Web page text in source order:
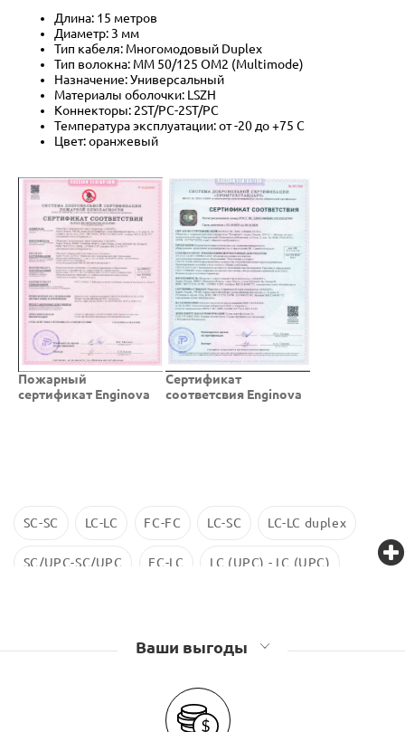
Длина: 15 метров
Диаметр: 3 мм
Тип кабеля: Многомодовый Duplex
Тип волокна: MM 50/125 OM2 (Multimode)
Назначение: Универсальный
Материалы оболочки: LSZH
Коннекторы: 2ST/PC-2ST/PC
Температура эксплуатации: от -20 до +75 C
Цвет: оранжевый
Пожарный
сертификат Enginova
Cертификат
соответсвия Enginova
SC-SC LC-LC FC-FC LC-SC LC-LC duplex
SC/UPC-SC/UPC FC-LC LC (UPC) - LC (UPC)
Ваши выгоды